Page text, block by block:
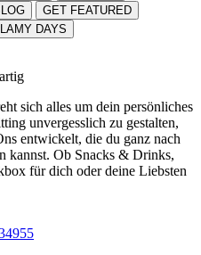
GET FEATURED
DAYS
sich alles um dein persönliches
unvergesslich zu gestalten,
entwickelt, die du ganz nach
kannst. Ob Snacks & Drinks,
für dich oder deine Liebsten